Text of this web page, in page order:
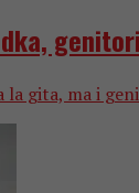
la gita, ma i